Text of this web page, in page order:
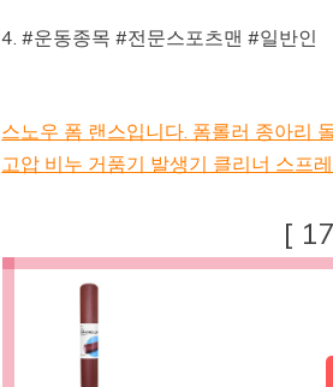
4. #운동종목 #전문스포츠맨 #일반인
스노우 폼 랜스입니다. 폼롤러 종아리
고압 비누 거품기 발생기 클리너 스프
[